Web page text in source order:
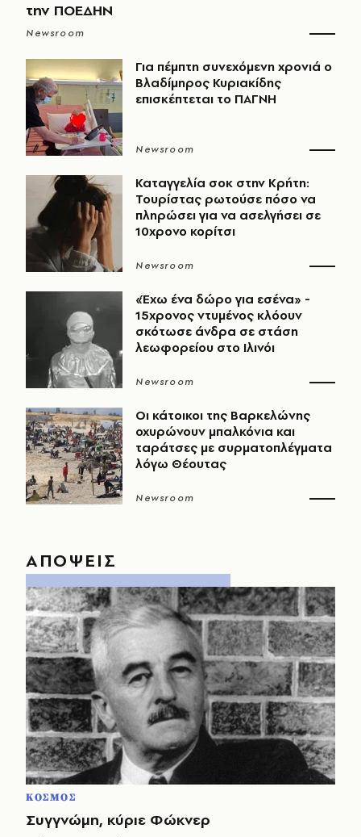
την ΠΟΕΔΗΝ
Newsroom
Για πέμπτη συνεχόμενη χρονιά ο
Βλαδίμηρος Κυριακίδης
επισκέπτεται το ΠΑΓΝΗ
Newsroom
Καταγγελία σοκ στην Κρήτη:
Τουρίστας ρωτούσε πόσο να
πληρώσει για να ασελγήσει σε
10χρονο κορίτσι
Newsroom
«Έχω ένα δώρο για εσένα» -
15χρονος ντυμένος κλόουν
σκότωσε άνδρα σε στάση
λεωφορείου στο Ιλινόι
Newsroom
Οι κάτοικοι της Βαρκελώνης
οχυρώνουν μπαλκόνια και
ταράτσες με συρματοπλέγματα
λόγω Θέουτας
Newsroom
ΑΠΟΨΕΙΣ
ΚΟΣΜΟΣ
Συγγνώμη, κύριε Φώκνερ